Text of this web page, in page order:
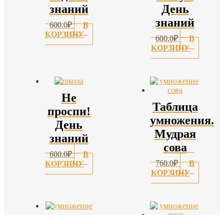
знаний
600.0₽
В
КОРЗИНУ
День
знаний
600.0₽
В
КОРЗИНУ
Не
проспи!
День
знаний
600.0₽
В
КОРЗИНУ
Таблица
умножения.
Мудрая
сова
760.0₽
В
КОРЗИНУ